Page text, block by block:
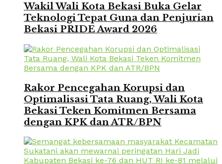
Wakil Wali Kota Bekasi Buka Gelar
Teknologi Tepat Guna dan Penjurian
Bekasi PRIDE Award 2026
Rakor Pencegahan Korupsi dan
Optimalisasi Tata Ruang, Wali Kota
Bekasi Teken Komitmen Bersama
dengan KPK dan ATR/BPN